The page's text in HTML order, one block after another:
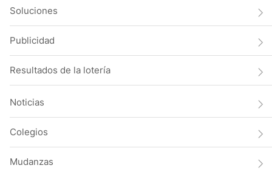
Soluciones
Publicidad
Resultados de la lotería
Noticias
Colegios
Mudanzas